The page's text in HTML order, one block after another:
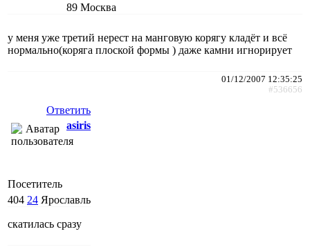
89 Москва
у меня уже третий нерест на манговую корягу кладёт и всё
нормально(коряга плоской формы ) даже камни игнорирует
01/12/2007 12:35:25
#536656
Ответить
asiris
Посетитель
404 24 Ярославль
скатилась сразу